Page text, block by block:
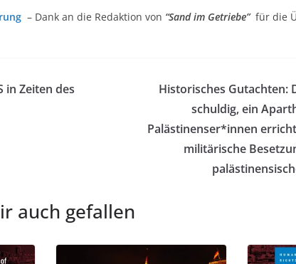
– Dank an die Redaktion von “Sand im Getriebe”für die
in Zeiten des
Historisches Gutachten:
schuldig, ein
Palästinenser*innen
militärische
auch gefallen